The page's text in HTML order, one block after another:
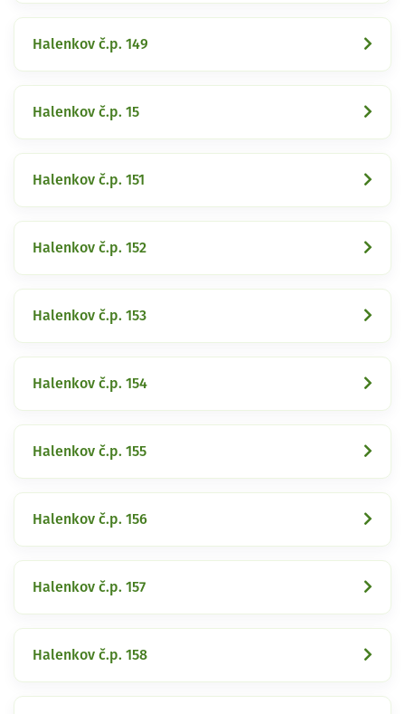
Halenkov č.p. 149
Halenkov č.p. 15
Halenkov č.p. 151
Halenkov č.p. 152
Halenkov č.p. 153
Halenkov č.p. 154
Halenkov č.p. 155
Halenkov č.p. 156
Halenkov č.p. 157
Halenkov č.p. 158